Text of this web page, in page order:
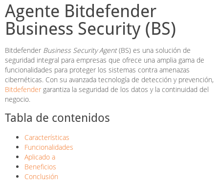
Agente Bitdefender
Business Security (BS)
Bitdefender Business Security Agent(BS) es una solución de
seguridad integral para empresas que ofrece una amplia gama de
funcionalidades para proteger los sistemas contra amenazas
cibernéticas. Con su avanzada tecnología de detección y prevención,
Bitdefender garantiza la seguridad de los datos y la continuidad del
negocio.
Tabla de contenidos
Características
Funcionalidades
Aplicado a
Beneficios
Conclusión